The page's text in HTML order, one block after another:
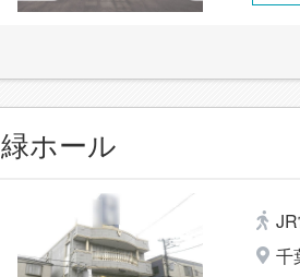
緑ホール
千